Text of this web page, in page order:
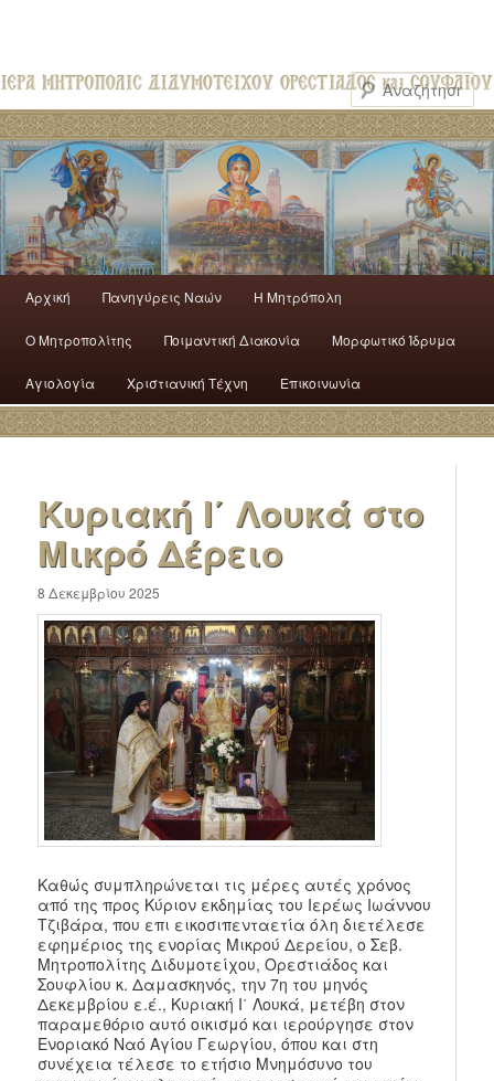
Αρχική Πανηγύρεις Ναών H Mητρόπολη
Ο Mητροπολίτης Ποιμαντική Διακονία Μορφωτικό Ίδρυμα
Αγιολογία Χριστιανική Τέχνη Επικοινωνία
Κυριακή Ι΄ Λουκά στο
Μικρό Δέρειο
8 Δεκεμβρίου 2025
Καθώς συμπληρώνεται τις μέρες αυτές χρόνος
από της προς Κύριον εκδημίας του Ιερέως Ιωάννου
Τζιβάρα, που επι εικοσιπενταετία όλη διετέλεσε
εφημέριος της ενορίας Μικρού Δερείου, ο Σεβ.
Μητροπολίτης Διδυμοτείχου, Ορεστιάδος και
Σουφλίου κ. Δαμασκηνός, την 7η του μηνός
Δεκεμβρίου ε.έ., Κυριακή Ι΄ Λουκά, μετέβη στον
παραμεθόριο αυτό οικισμό και ιερούργησε στον
Ενοριακό Ναό Αγίου Γεωργίου, όπου και στη
συνέχεια τέλεσε το ετήσιο Μνημόσυνο του